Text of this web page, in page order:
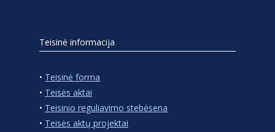
Teisinė informacija
• Teisinė forma
• Teisės aktai
• Teisinio reguliavimo stebėsena
• Teisės aktų projektai